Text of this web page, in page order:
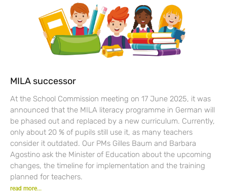
MILA successor
At the School Commission meeting on 17 June 2025, it was
announced that the MILA literacy programme in German will
be phased out and replaced by a new curriculum. Currently,
only about 20 % of pupils still use it, as many teachers
consider it outdated. Our PMs Gilles Baum and Barbara
Agostino ask the Minister of Education about the upcoming
changes, the timeline for implementation and the training
planned for teachers.
read more...